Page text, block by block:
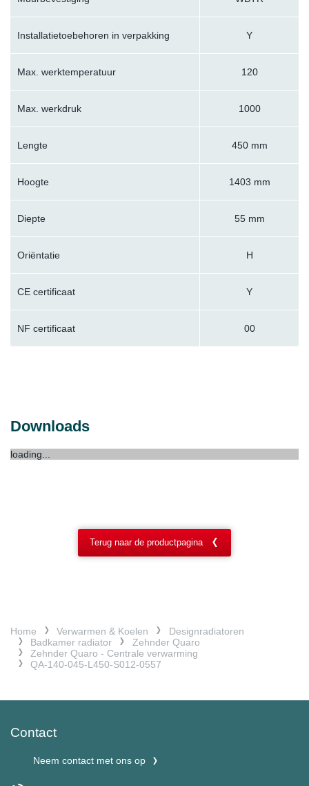
Installatietoebehoren in verpakking Y
Max. werktemperatuur 120
Max. werkdruk 1000
Lengte 450 mm
Hoogte 1403 mm
Diepte 55 mm
Oriëntatie H
CE certificaat Y
NF certificaat 00
Downloads
loading...
Terug naar de productpagina
Home Verwarmen & Koelen
Designradiatoren
Badkamer radiator
Zehnder Quaro
Zehnder Quaro - Centrale verwarming
QA-140-045-L450-S012-0557
Contact
Neem contact met ons op